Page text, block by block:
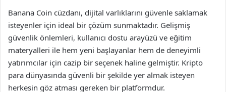
Banana Coin cüzdanı, dijital varlıklarını güvenle saklamak
isteyenler için ideal bir çözüm sunmaktadır. Gelişmiş
güvenlik önlemleri, kullanıcı dostu arayüzü ve eğitim
materyalleri ile hem yeni başlayanlar hem de deneyimli
yatırımcılar için cazip bir seçenek haline gelmiştir. Kripto
para dünyasında güvenli bir şekilde yer almak isteyen
herkesin göz atması gereken bir platformdur.